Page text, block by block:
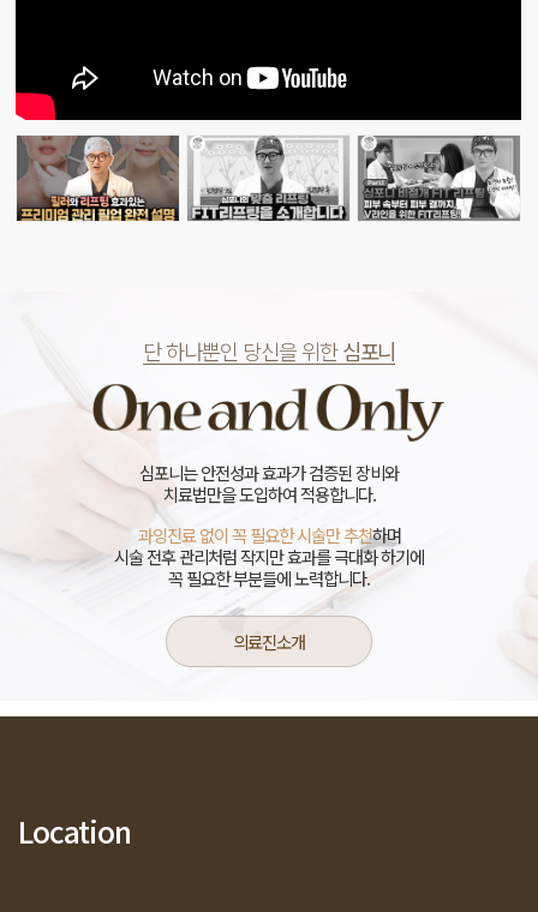
단 하나뿐인 당신을 위한심포니
심포니는 안전성과 효과가 검증된 장비와
치료법만을 도입하여 적용합니다.
과잉진료 없이 꼭 필요한 시술만 추천하며
시술 전후 관리처럼 작지만 효과를 극대화 하기에
꼭 필요한 부분들에 노력합니다.
의료진소개
Location